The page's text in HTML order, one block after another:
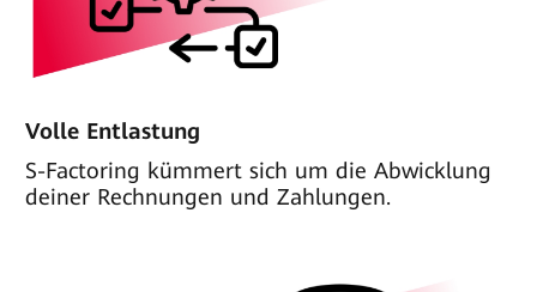
Volle Entlastung
S-Factoring kümmert sich um die Abwicklung
deiner Rechnungen und Zahlungen.